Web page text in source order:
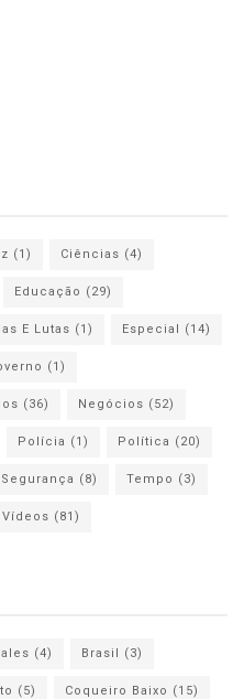
(1) Ciências (4)
Educação (29)
E Lutas (1) Especial (14)
(1)
(36) Negócios (52)
Polícia (1) Política (20)
Segurança (8) Tempo (3)
Vídeos (81)
(4) Brasil (3)
(5) Coqueiro Baixo (15)